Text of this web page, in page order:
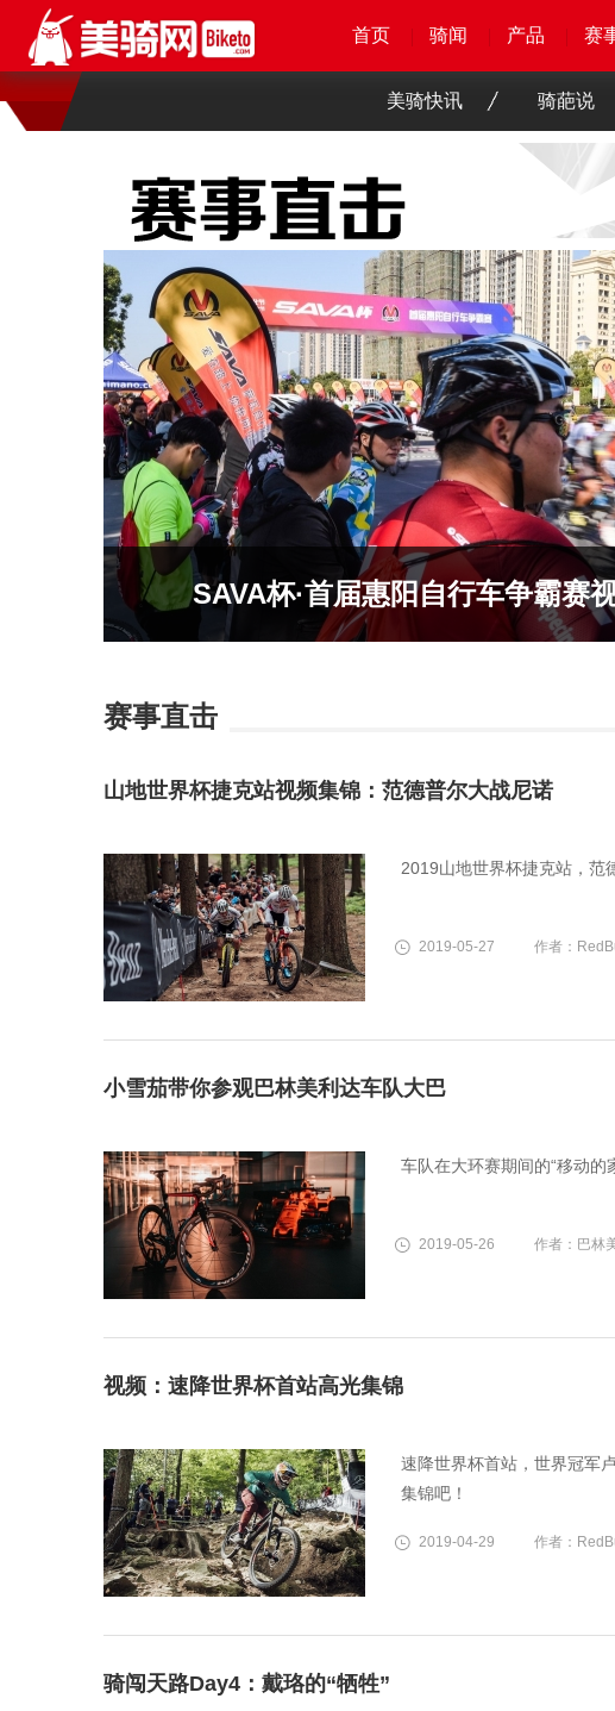
首页 骑闻 产品 赛
首页 骑闻 产品 赛
首页 骑闻 产品 赛
首页 骑闻 产品 赛
美骑快讯 骑葩说
SAVA杯·首届惠阳自行车争霸赛
赛事直击
山地世界杯捷克站视频集锦：范德普尔大战尼诺
2019山地世界杯捷克站，范
2019-05-27 作者：
小雪茄带你参观巴林美利达车队大巴
车队在大环赛期间的“移动的
2019-05-26 作者：巴林
视频：速降世界杯首站高光集锦
速降世界杯首站，世界冠军
集锦吧！
2019-04-29 作者：
骑闯天路Day4：戴珞的“牺牲”